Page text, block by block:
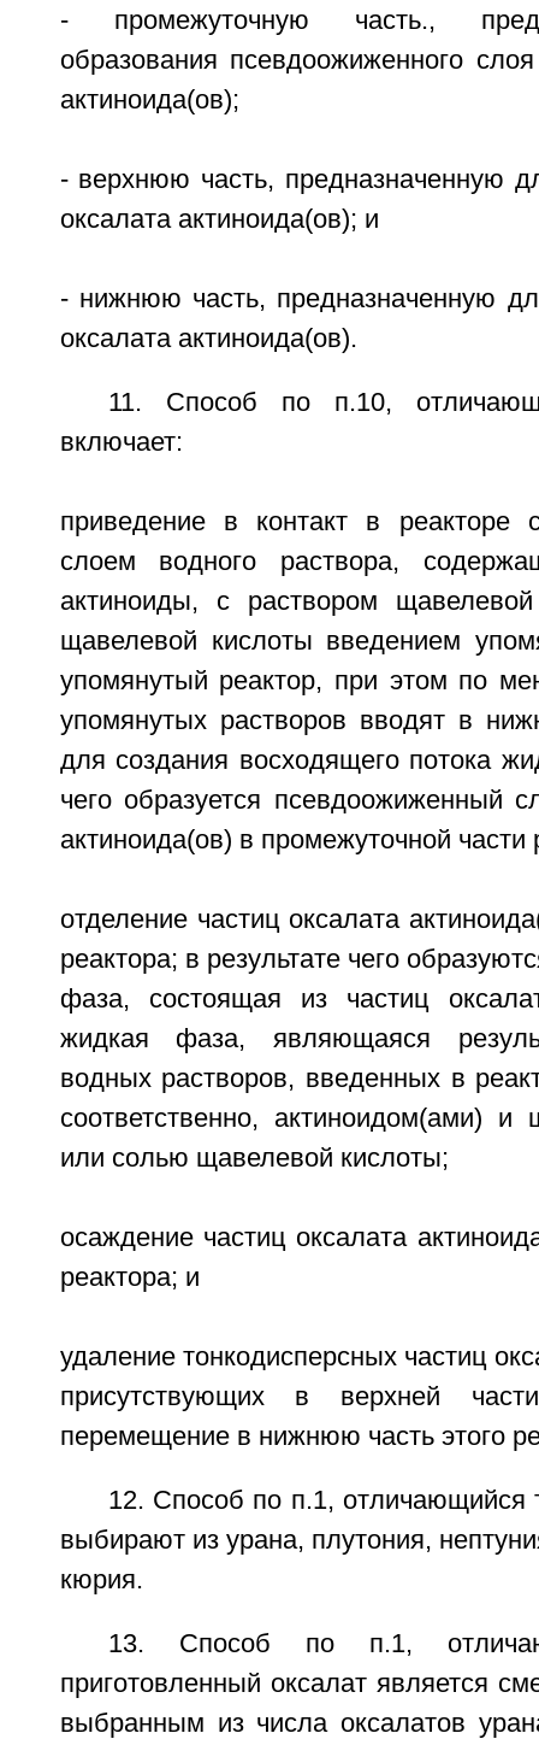
- промежуточную часть.,
образования псевдоожиженного
актиноида(ов);
- верхнюю часть, предназначенную
оксалата актиноида(ов); и
- нижнюю часть, предназначенную
оксалата актиноида(ов).
11. Способ по п.10,
включает:
приведение в контакт в реакторе
слоем водного раствора,
актиноиды, с раствором
щавелевой кислоты введением
упомянутый реактор, при этом по
упомянутых растворов вводят в
для создания восходящего потока
чего образуется псевдоожиженный
актиноида(ов) в промежуточной части
отделение частиц оксалата
реактора; в результате чего
фаза, состоящая из частиц
жидкая фаза, являющаяся
водных растворов, введенных в
соответственно, актиноидом(ами) и
или солью щавелевой кислоты;
осаждение частиц оксалата
реактора; и
удаление тонкодисперсных частиц
присутствующих в верхней
перемещение в нижнюю часть этого
12. Способ по п.1, отличающийся
выбирают из урана, плутония,
кюрия.
13. Способ по п.1,
приготовленный оксалат является
выбранным из числа оксалатов